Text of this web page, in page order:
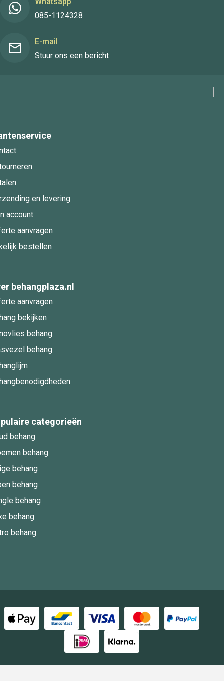
Whatsapp
085-1124328
E-mail
Stuur ons een bericht
en levering
account
aanvragen
bestellen
behangplaza.nl
aanvragen
bekijken
behang
behang
categorieën
behang
behang
behang
behang
behang
behang
behang